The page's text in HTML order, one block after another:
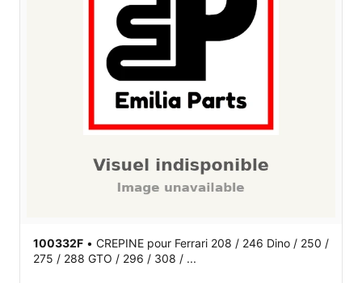
100332F • CREPINE pour Ferrari 208 / 246 Dino / 250 /
275 / 288 GTO / 296 / 308 / ...